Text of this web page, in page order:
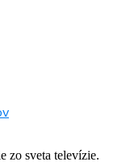
zo sveta televízie.